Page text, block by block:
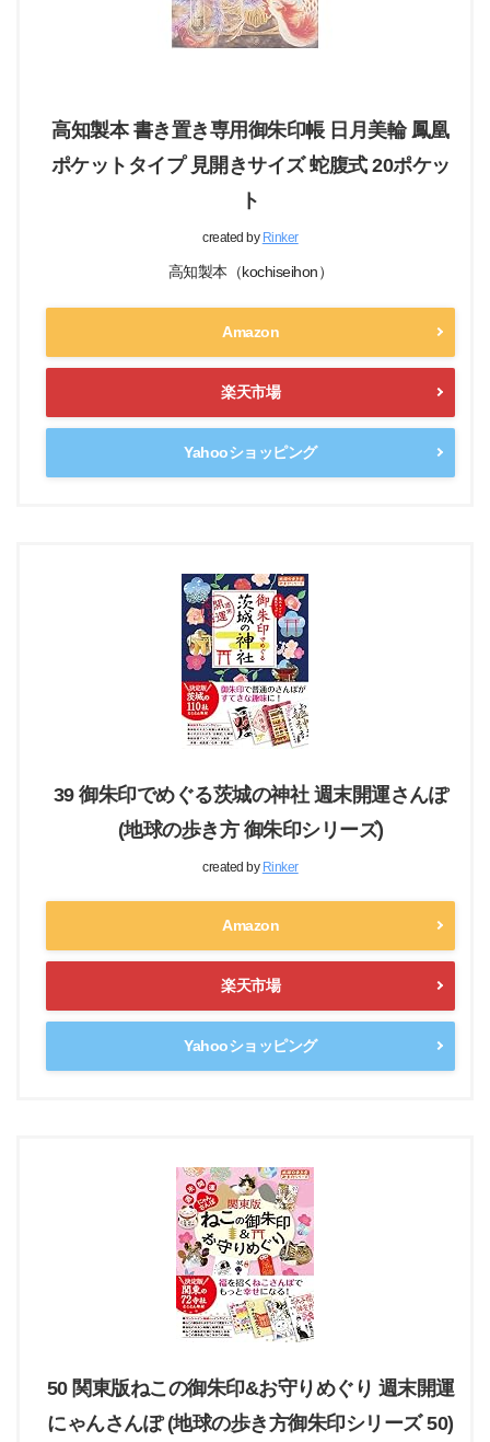
高知製本 書き置き専用御朱印帳 日月美輪 鳳凰
ポケットタイプ 見開きサイズ 蛇腹式 20ポケッ
ト
created by Rinker
高知製本（kochiseihon）
Amazon
楽天市場
Yahooショッピング
39 御朱印でめぐる茨城の神社 週末開運さんぽ
(地球の歩き方 御朱印シリーズ)
created by Rinker
Amazon
楽天市場
Yahooショッピング
50 関東版ねこの御朱印&お守りめぐり 週末開運
にゃんさんぽ (地球の歩き方御朱印シリーズ 50)